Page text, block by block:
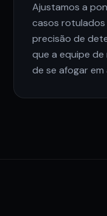
Ajustamos a
casos rotulados
precisão de
que a equipe de
de se afogar em